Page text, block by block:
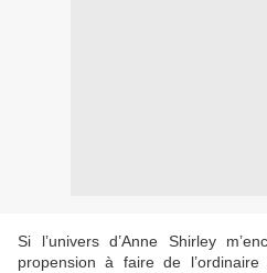
Si l’univers d’Anne Shirley
propension à faire de l’ordinaire